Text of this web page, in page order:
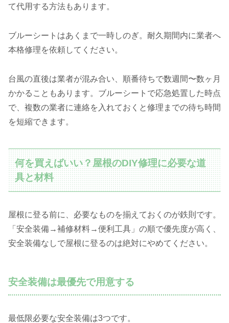
て代用する方法もあります。
ブルーシートはあくまで一時しのぎ。耐久期間内に業者へ
本格修理を依頼してください。
台風の直後は業者が混み合い、順番待ちで数週間〜数ヶ月
かかることもあります。ブルーシートで応急処置した時点
で、複数の業者に連絡を入れておくと修理までの待ち時間
を短縮できます。
何を買えばいい？屋根のDIY修理に必要な道
具と材料
屋根に登る前に、必要なものを揃えておくのが鉄則です。
「安全装備→補修材料→便利工具」の順で優先度が高く、
安全装備なしで屋根に登るのは絶対にやめてください。
安全装備は最優先で用意する
最低限必要な安全装備は3つです。